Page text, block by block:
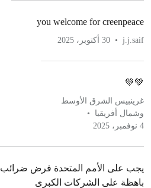
you welcome for creenpeace
j.j.saif 30 أكتوبر، 2025
💚💚
غرينبيس الشرق الأوسط
وشمال أفريقيا
4 نوفمبر، 2025
يجب على الأمم المتحدة فرض ضرائب
باهظة على الشركات الكبرى